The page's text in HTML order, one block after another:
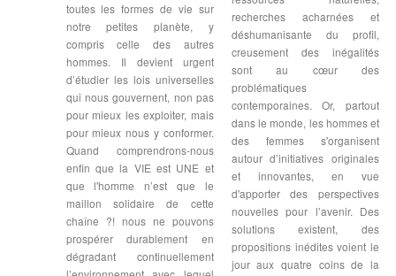
recherches acharnées et
déshumanisante du profil,
creusement des inégalités
sont au cœur des
problématiques
contemporaines. Or, partout
dans le monde, les hommes et
des femmes s'organisent
autour d’initiatives originales
et innovantes, en vue
d'apporter des perspectives
nouvelles pour l’avenir. Des
solutions existent, des
propositions inédites voient le
jour aux quatre coins de la
toutes les formes de vie sur
notre petites planète, y
compris celle des autres
hommes. Il devient urgent
d’étudier les lois universelles
qui nous gouvernent, non pas
pour mieux les exploiter, mais
pour mieux nous y conformer.
Quand comprendrons-nous
enfin que la VIE est UNE et
que l'homme n’est que le
maillon solidaire de cette
chaîne ?! nous ne pouvons
prospérer durablement en
dégradant continuellement